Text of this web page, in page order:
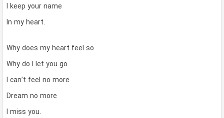
I keep your name
In my heart.
Why does my heart feel so
Why do I let you go
I can’t feel no more
Dream no more
I miss you.